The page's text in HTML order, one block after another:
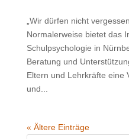
„Wir dürfen nicht
Normalerweise bietet das
Schulpsychologie in
Beratung und
Eltern und Lehrkräfte eine
und...
« Ältere Einträge